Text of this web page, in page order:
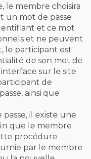
le membre choisira
un mot de passe
et ce mot
et ne peuvent
le participant est
de son mot de
sur le site
de
ainsi que
il existe une
que le membre
procédure
par le membre